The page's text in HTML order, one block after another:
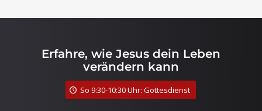
Erfahre, wie Jesus dein Leben
verändern kann
So 9:30-10:30 Uhr: Gottesdienst